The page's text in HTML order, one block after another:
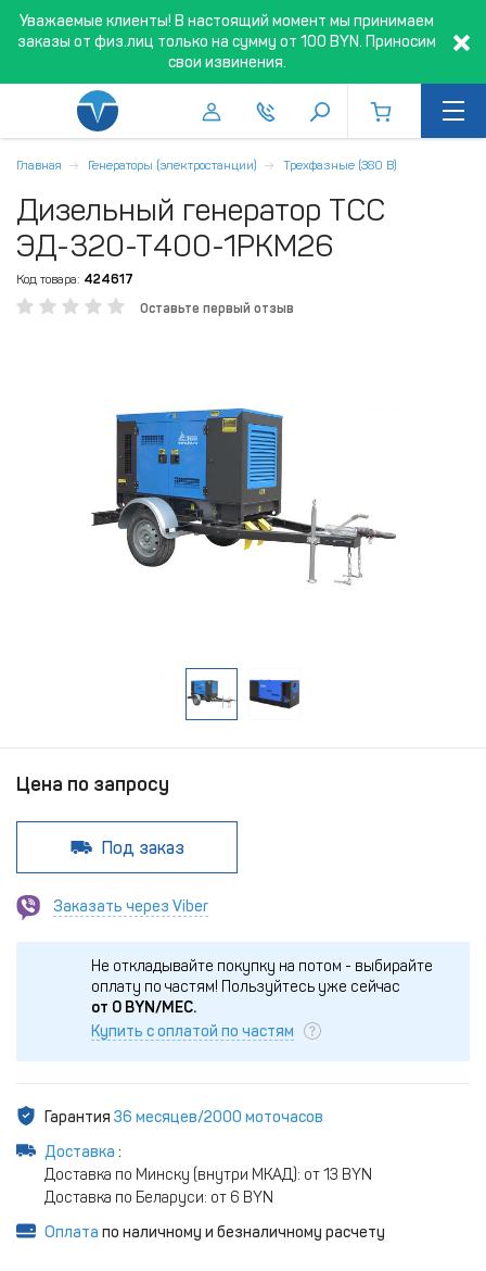
Уважаемые клиенты! В настоящий момент мы принимаем
заказы от физ.лиц только на сумму от 100 BYN. Приносим
свои извинения.
Главная Генераторы (электростанции) Трехфазные (380 В)
Дизельный генератор ТСС
ЭД-320-Т400-1РКМ26
Код товара: 424617
Оставьте первый отзыв
Цена по запросу
Под заказ
Заказать через Viber
Не откладывайте покупку на потом - выбирайте
оплату по частям! Пользуйтесь уже сейчас
от 0 BYN/МЕС.
Купить с оплатой по частям
Гарантия 36 месяцев/2000 моточасов
Доставка :
Доставка по Минску (внутри МКАД): от 13 BYN
Доставка по Беларуси: от 6 BYN
Оплата по наличному и безналичному расчету